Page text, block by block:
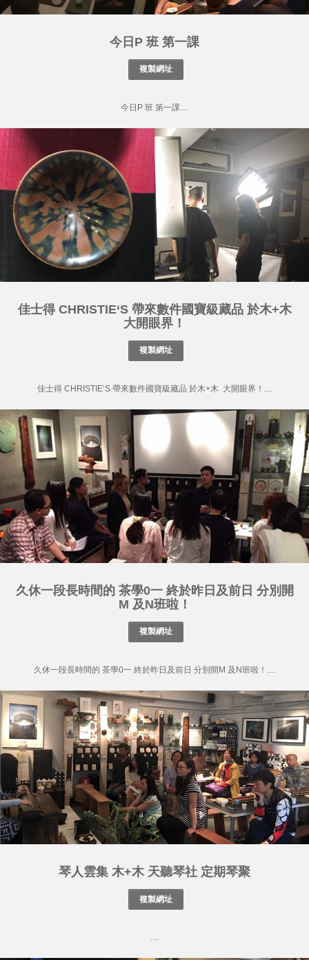
今日P 班 第一課
今日P 班 第一課....
佳士得 CHRISTIE‘S 帶來數件國寶級藏品 於木+木
大開眼界！
佳士得 CHRISTIE‘S 帶來數件國寶級藏品 於木+木 大開眼界！....
久休一段長時間的 茶學0一 終於昨日及前日 分別開
M 及N班啦！
久休一段長時間的 茶學0一 終於昨日及前日 分別開M 及N班啦！....
琴人雲集 木+木 天聽琴社 定期琴聚
....